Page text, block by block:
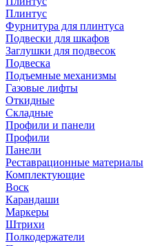
Плинтус
Фурнитура для плинтуса
Подвески для шкафов
Заглушки для подвесок
Подвеска
Подъемные механизмы
Газовые лифты
Откидные
Складные
Профили и панели
Профили
Панели
Реставрационные материалы
Комплектующие
Воск
Карандаши
Маркеры
Штрихи
Полкодержатели